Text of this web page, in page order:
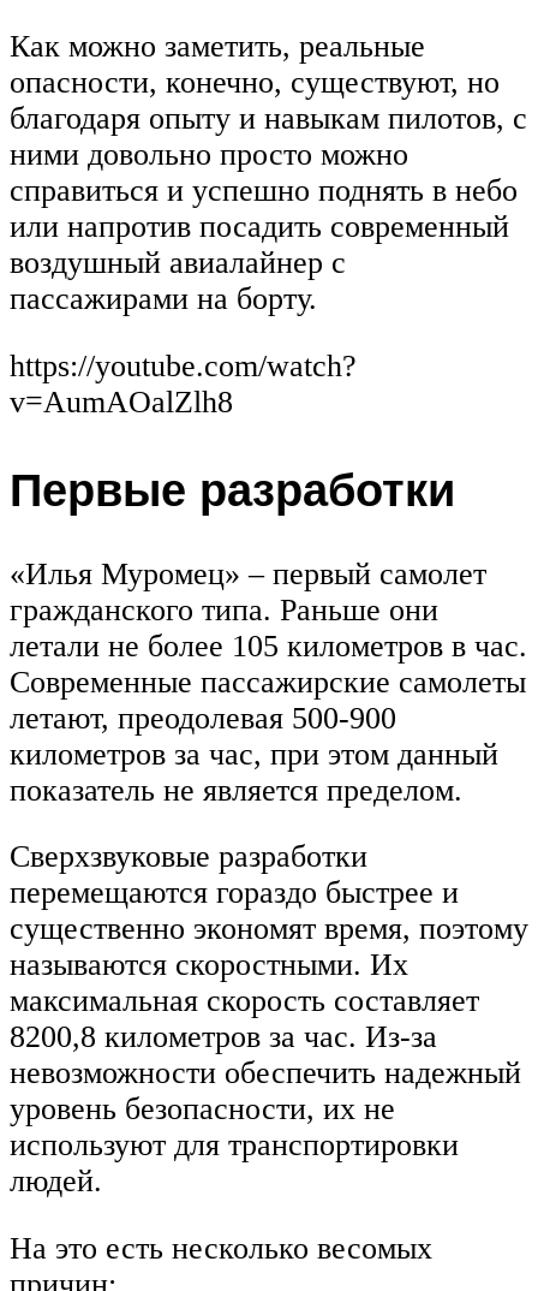
Как можно заметить, реальные
опасности, конечно, существуют, но
благодаря опыту и навыкам пилотов, с
ними довольно просто можно
справиться и успешно поднять в небо
или напротив посадить современный
воздушный авиалайнер с
пассажирами на борту.
https://youtube.com/watch?
v=AumAOalZlh8
Первые разработки
«Илья Муромец» – первый самолет
гражданского типа. Раньше они
летали не более 105 километров в час.
Современные пассажирские самолеты
летают, преодолевая 500-900
километров за час, при этом данный
показатель не является пределом.
Сверхзвуковые разработки
перемещаются гораздо быстрее и
существенно экономят время, поэтому
называются скоростными. Их
максимальная скорость составляет
8200,8 километров за час. Из-за
невозможности обеспечить надежный
уровень безопасности, их не
используют для транспортировки
людей.
На это есть несколько весомых